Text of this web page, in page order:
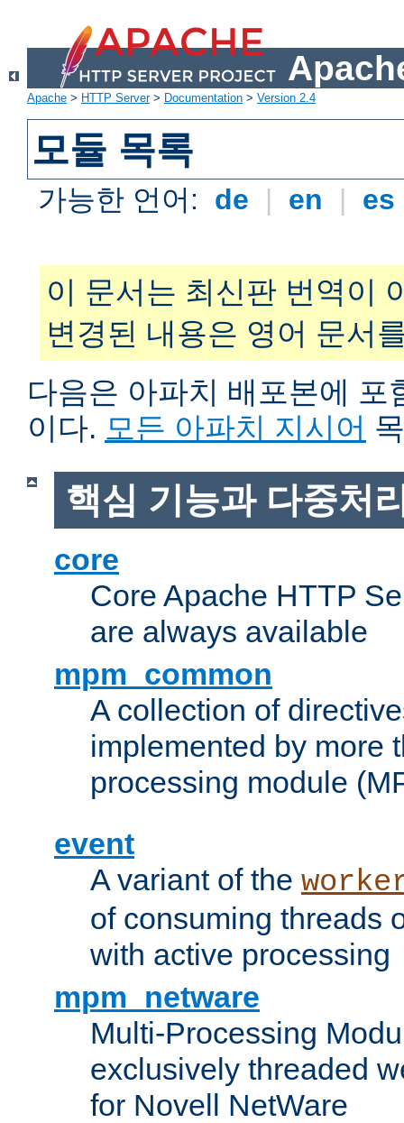
Apache > HTTP Server> Documentation > Version 2.4
모듈 목록
가능한 언어: de | en | es
이 문서는 최신판 번역이
변경된 내용은 영어 문서
다음은 아파치 배포본에 포
이다. 모든 아파치 지시어
핵심 기능과 다중처
core
Core Apache HTTP
are always available
mpm_common
A collection of
implemented by more
processing module
event
A variant of the
of consuming threads
with active processing
mpm_netware
Multi-Processing
exclusively threaded
for Novell NetWare